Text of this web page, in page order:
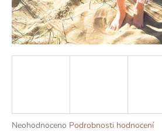
Průměrné
Neohodnoceno Podrobnosti hodnocení
a
j
í
t